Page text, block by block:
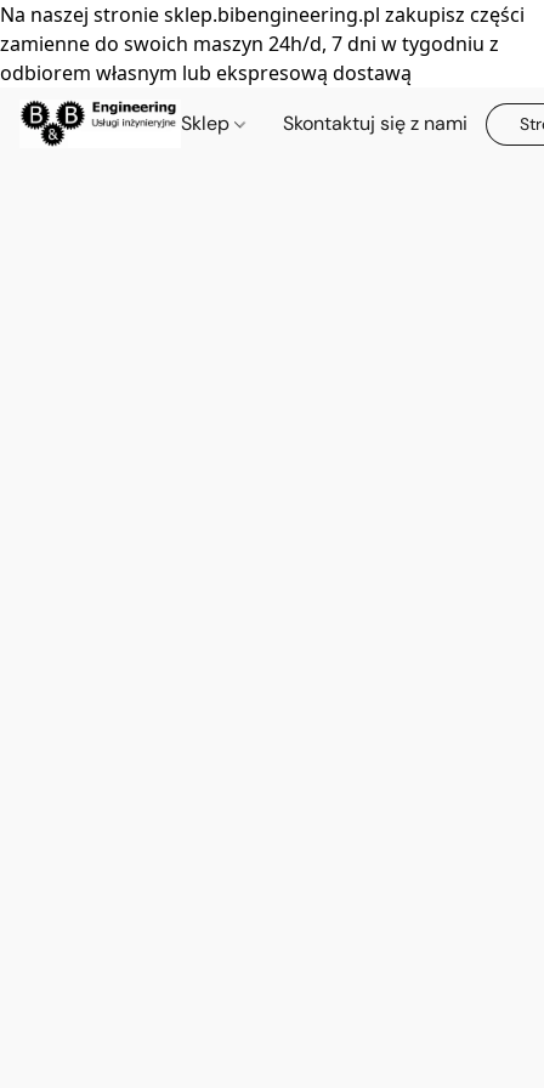
Na naszej stronie sklep.bibengineering.pl zakupisz części
zamienne do swoich maszyn 24h/d, 7 dni w tygodniu z
odbiorem własnym lub ekspresową dostawą
Sklep Skontaktuj się z nami